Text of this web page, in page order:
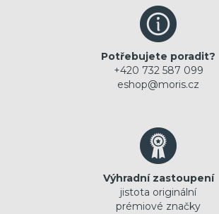
Potřebujete poradit?
+420 732 587 099
eshop@moris.cz
Výhradní zastoupení
jistota originální
prémiové značky